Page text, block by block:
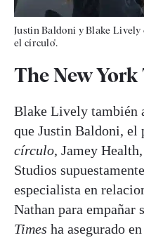
Justin Baldoni y Blake Lively
el círculo'.
The New York
Blake Lively también
que Justin Baldoni, el
círculo, Jamey
Studios
especialista en
Nathan para empañar
Times ha asegurado